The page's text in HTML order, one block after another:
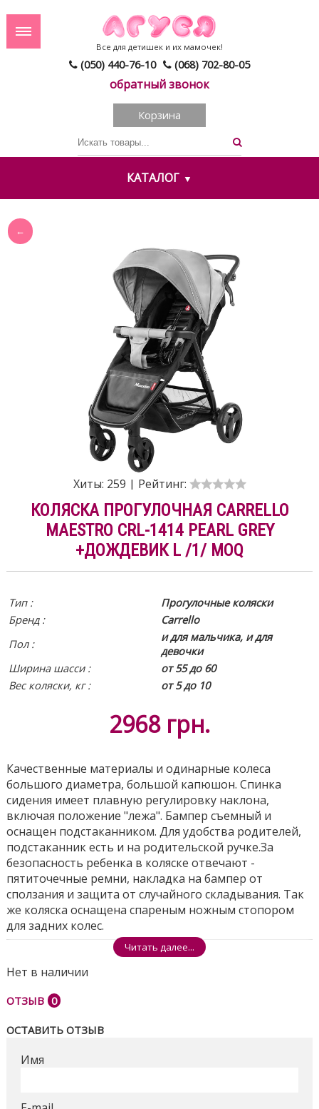
(050) 440-76-10 (068) 702-80-05
обратный звонок
Все для детишек и их мамочек!
Корзина
КАТАЛОГ
Хиты: 259 | Рейтинг:
КОЛЯСКА ПРОГУЛОЧНАЯ CARRELLO
MAESTRO CRL-1414 PEARL GREY
+ДОЖДЕВИК L /1/ MOQ
Тип :
Прогулочные коляски
Бренд :
Carrello
Пол :
и для мальчика, и для
девочки
Ширина шасси :
от 55 до 60
Вес коляски, кг :
от 5 до 10
2968 грн.
Качественные материалы и одинарные колеса
большого диаметра, большой капюшон. Спинка
сидения имеет плавную регулировку наклона,
включая положение "лежа". Бампер съемный и
оснащен подстаканником. Для удобства родителей,
подстаканник есть и на родительской ручке.За
безопасность ребенка в коляске отвечают -
пятиточечные ремни, накладка на бампер от
сползания и защита от случайного складывания. Так
же коляска оснащена спареным ножным стопором
для задних колес.
Читать далее...
Нет в наличии
ОТЗЫВ 0
ОСТАВИТЬ ОТЗЫВ
Имя